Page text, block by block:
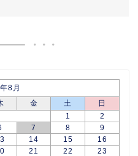
8月
金 土
日
1
2
7 8
9
14 15
16
21 22
23